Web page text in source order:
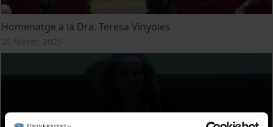
Homenatge a la Dra. Teresa Vinyoles
25 febrer, 2025